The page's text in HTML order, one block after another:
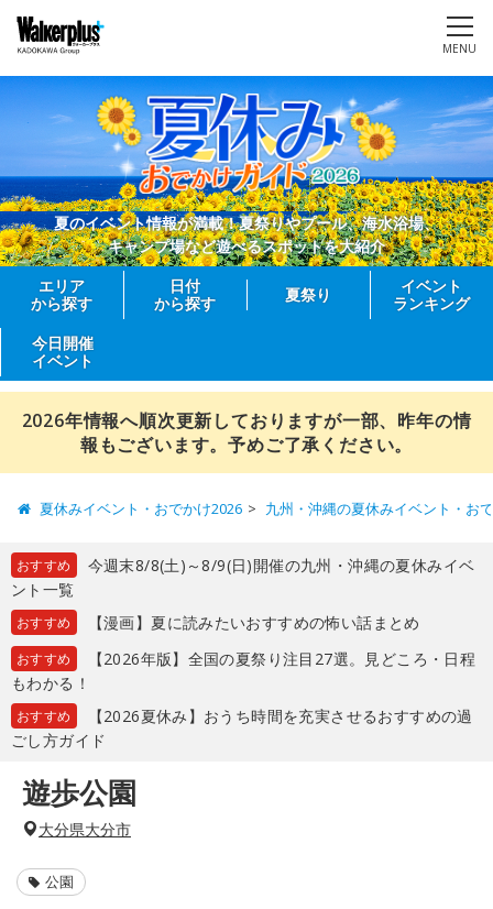
MENU
夏のイベント情報が満載！夏祭りやプール、海水浴場、
キャンプ場など遊べるスポットを大紹介
エリア
から探す
日付
から探す
夏祭り
イベント
ランキング
今日開催
イベント
2026年情報へ順次更新しておりますが一部、昨年の情
報もございます。予めご了承ください。
夏休みイベント・おでかけ2026 九州・沖縄の夏休みイベント・お
おすすめ
今週末8/8(土)～8/9(日)開催の九州・沖縄の夏休みイベ
ント一覧
おすすめ 【漫画】夏に読みたいおすすめの怖い話まとめ
おすすめ
【2026年版】全国の夏祭り注目27選。見どころ・日程
もわかる！
おすすめ
【2026夏休み】おうち時間を充実させるおすすめの過
ごし方ガイド
遊歩公園
大分県大分市
公園